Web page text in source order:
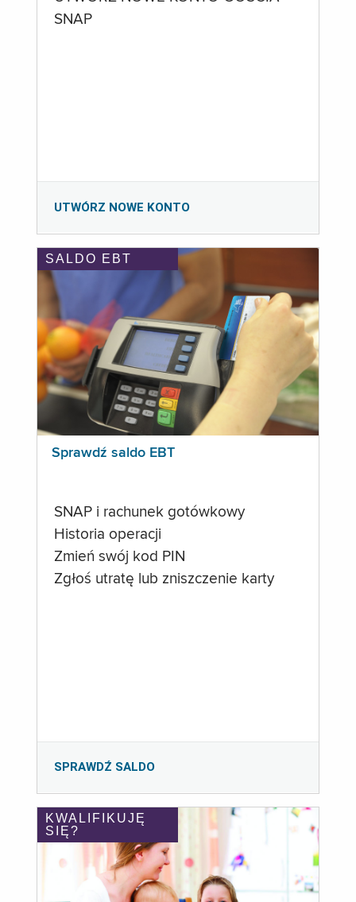
SNAP
UTWÓRZ NOWE KONTO
SALDO EBT
Sprawdź saldo EBT
SNAP i rachunek gotówkowy
Historia operacji
Zmień swój kod PIN
Zgłoś utratę lub zniszczenie karty
SPRAWDŹ SALDO
KWALIFIKUJĘ
SIĘ?